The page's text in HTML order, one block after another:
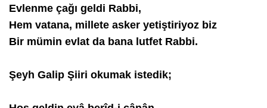
Evlenme çağı geldi Rabbi,
Hem vatana, millete asker yetiştiriyoz biz
Bir mümin evlat da bana lutfet Rabbi.
Şeyh Galip Şiiri okumak istedik;